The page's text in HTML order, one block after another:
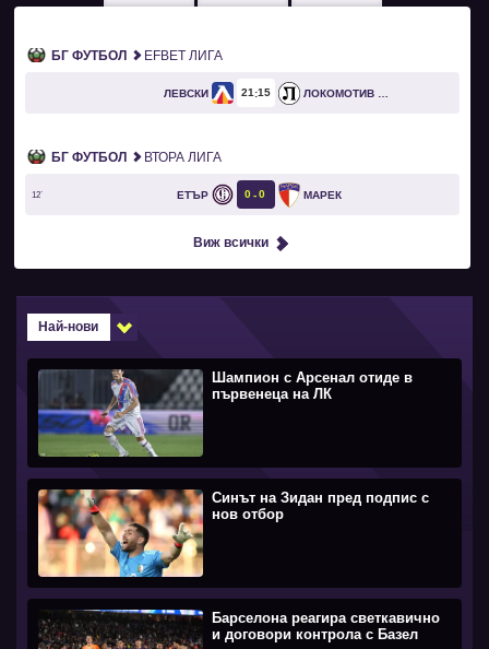
БГ ФУТБОЛ EFBET ЛИГА
ЛЕВСКИ 21 15 ЛОКОМОТИВ ПЛОВДИВ
БГ ФУТБОЛ ВТОРА ЛИГА
12` ЕТЪР 0 0 МАРЕК
Виж всички
Най-нови
Шампион с Арсенал отиде в
първенеца на ЛК
Синът на Зидан пред подпис с
нов отбор
Барселона реагира светкавично
и договори контрола с Базел